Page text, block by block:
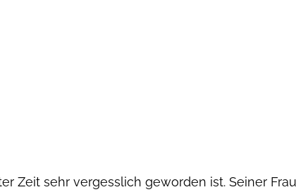
Zeit sehr vergesslich geworden ist. Seiner